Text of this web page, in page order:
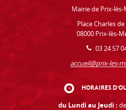
Mairie de Prix-lès-
Place Charles
08000 Prix-lès-
03 24 57
accueil@prix-les-
HORAIRES
du Lundi au Jeudi :